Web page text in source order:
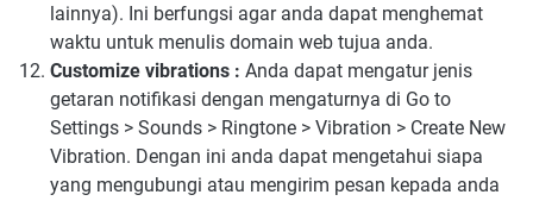
lainnya). Ini berfungsi agar anda dapat menghemat
waktu untuk menulis domain web tujua anda.
Customize vibrations : Anda dapat mengatur jenis
getaran notifikasi dengan mengaturnya di Go to
Settings > Sounds > Ringtone > Vibration > Create New
Vibration. Dengan ini anda dapat mengetahui siapa
yang mengubungi atau mengirim pesan kepada anda